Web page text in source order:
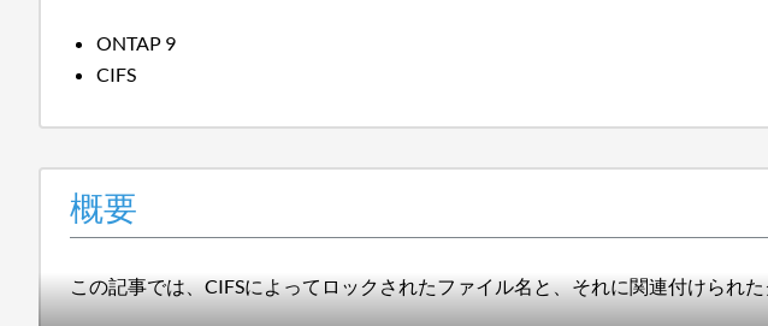
ONTAP 9
CIFS
概要
この記事では、CIFSによってロックされたファイル名と、それに関連付けられ